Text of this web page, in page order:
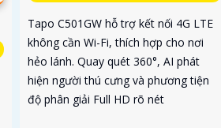
Tapo C501GW hỗ trợ kết nối 4G LTE
không cần Wi-Fi, thích hợp cho nơi
hẻo lánh. Quay quét 360°, AI phát
hiện người thú cưng và phương tiện
độ phân giải Full HD rõ nét